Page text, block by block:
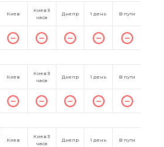
Киев
Киев 3
часа
Днепр 1 день В пути
Киев
Киев 3
часа
Днепр 1 день В пути
Киев
Киев 3
часа
Днепр 1 день В пути